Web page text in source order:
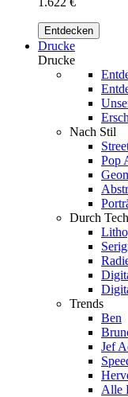
Entdecken
Drucke
Drucke
Nach Stil
Pop
Durch
Trends
Ben
Jef
Alle